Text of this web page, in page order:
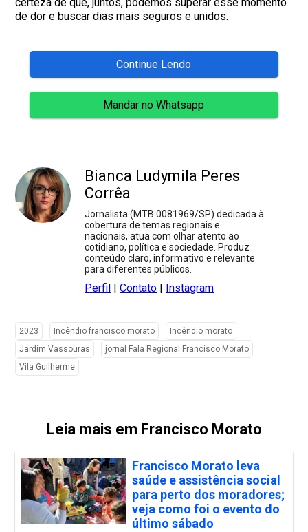
de dor e buscar dias mais seguros e unidos.
Continue Lendo
Mandar no Whatsapp
Bianca Ludymila Peres
Corrêa
Jornalista (MTB 0081969/SP) dedicada à
cobertura de temas regionais e
nacionais, atua com olhar atento ao
cotidiano, política e sociedade. Produz
conteúdo claro, informativo e relevante
para diferentes públicos.
Perfil |Contato Instagram
2023 Incêndio francisco morato
Incêndio morato
Jardim Vassouras
jornal Fala Regional Francisco Morato
Vila Guilherme
Leia mais em Francisco Morato
Francisco Morato leva
saúde e assistência social
para perto dos moradores;
veja como foi o evento do
último sábado